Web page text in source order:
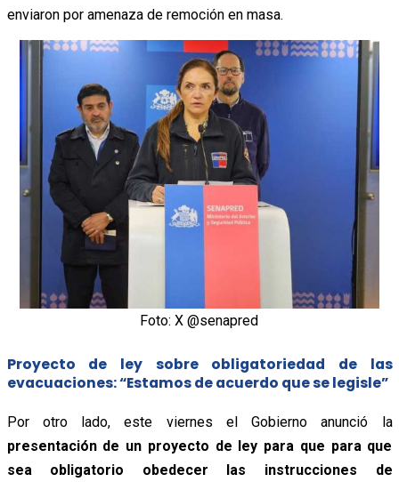
enviaron por amenaza de remoción en masa.
Foto: X @senapred
Proyecto de ley sobre obligatoriedad de las
evacuaciones: “Estamos de acuerdo que se legisle”
Por otro lado, este viernes el Gobierno anunció la
presentación de un proyecto de ley para que para que
sea obligatorio obedecer las instrucciones de